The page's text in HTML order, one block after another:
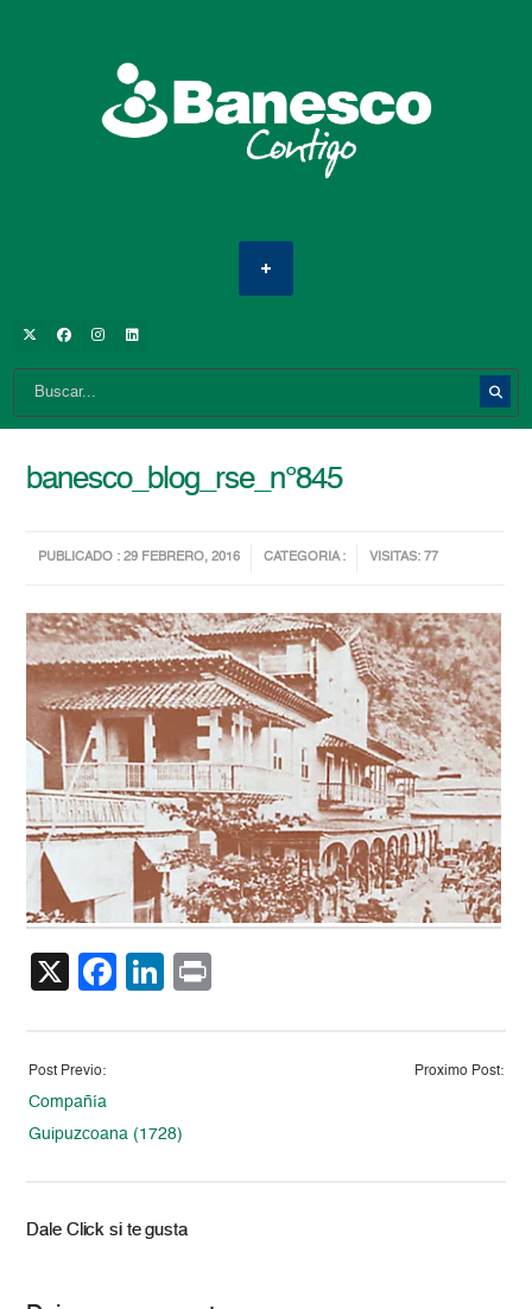
banesco_blog_rse_n°845
PUBLICADO : 29 FEBRERO, 2016 CATEGORIA : VISITAS: 77
X Facebook
LinkedIn
Post Previo:
Compañía
Guipuzcoana (1728)
Proximo Post:
Dale Click si te gusta